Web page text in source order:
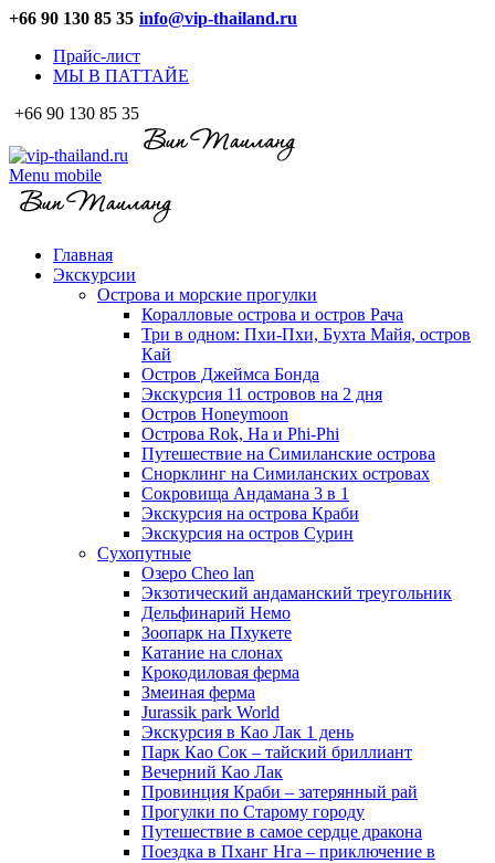
+66 90 130 85 35 info@vip-thailand.ru
Прайс-лист
МЫ В ПАТТАЙЕ
+66 90 130 85 35
Menu mobile
Главная
Экскурсии
Острова и морские прогулки
Коралловые острова и остров Рача
Три в одном: Пхи-Пхи, Бухта Майя, остров
Кай
Остров Джеймса Бонда
Экскурсия 11 островов на 2 дня
Остров Honeymoon
Острова Rok, Ha и Phi-Phi
Путешествие на Симиланские острова
Снорклинг на Симиланских островах
Сокровища Андамана 3 в 1
Экскурсия на острова Краби
Экскурсия на остров Сурин
Сухопутные
Озеро Cheo lan
Экзотический андаманский треугольник
Дельфинарий Немо
Зоопарк на Пхукете
Катание на слонах
Крокодиловая ферма
Змеиная ферма
Jurassik park World
Экскурсия в Као Лак 1 день
Парк Као Сок – тайский бриллиант
Вечерний Као Лак
Провинция Краби – затерянный рай
Прогулки по Старому городу
Путешествие в самое сердце дракона
Поездка в Пханг Нга – приключение в